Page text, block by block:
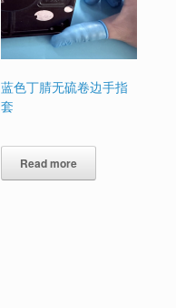
蓝色丁腈无硫卷边手指
套
Read more